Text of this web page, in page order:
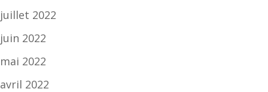
juillet 2022
juin 2022
mai 2022
avril 2022